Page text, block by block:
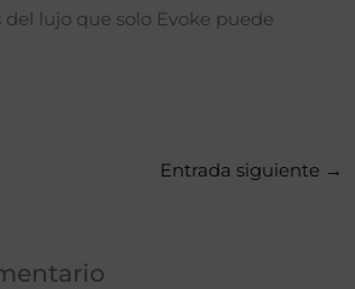
lujo que solo Evoke puede
Entrada siguiente →